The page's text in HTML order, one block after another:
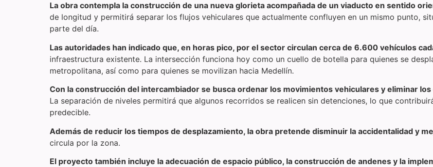
La obra contempla la construcción de una nueva glorieta acompañada de un viaducto en sentido
de longitud y permitirá separar los flujos vehiculares que actualmente confluyen en un mismo punto,
parte del día.
Las autoridades han indicado que, en horas pico, por el sector circulan cerca de 6.600 vehículos
infraestructura existente. La intersección funciona hoy como un cuello de botella para quienes se
metropolitana, así como para quienes se movilizan hacia Medellín.
Con la construcción del intercambiador se busca ordenar los movimientos vehiculares y eliminar
La separación de niveles permitirá que algunos recorridos se realicen sin detenciones, lo que
predecible.
Además de reducir los tiempos de desplazamiento, la obra pretende disminuir la accidentalidad y
circula por la zona.
El proyecto también incluye la adecuación de espacio público, la construcción de andenes y la